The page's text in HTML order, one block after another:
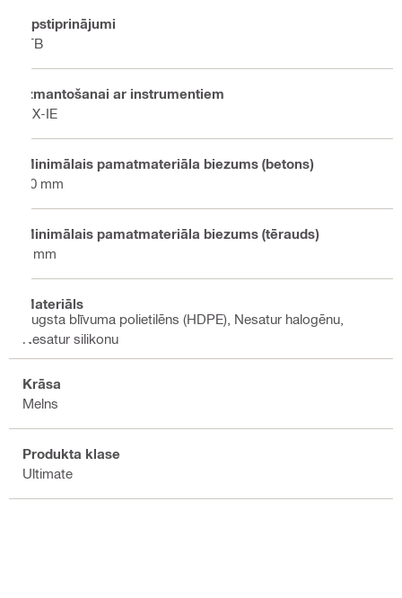
Apstiprinājumi
ITB
Izmantošanai ar instrumentiem
DX-IE
Minimālais pamatmateriāla biezums (betons)
80 mm
Minimālais pamatmateriāla biezums (tērauds)
4 mm
Materiāls
Augsta blīvuma polietilēns (HDPE), Nesatur halogēnu,
Nesatur silikonu
Krāsa
Melns
Produkta klase
Ultimate